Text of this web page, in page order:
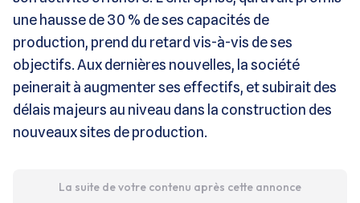
une hausse de 30 % de ses capacités de
production, prend du retard vis-à-vis de ses
objectifs. Aux dernières nouvelles, la société
peinerait à augmenter ses effectifs, et subirait des
délais majeurs au niveau dans la construction des
nouveaux sites de production.
La suite de votre contenu après cette annonce